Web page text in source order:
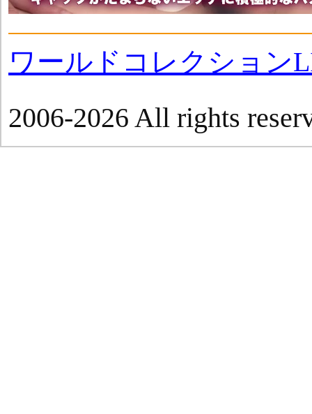
ワールドコレクション
2006-2026 All rights